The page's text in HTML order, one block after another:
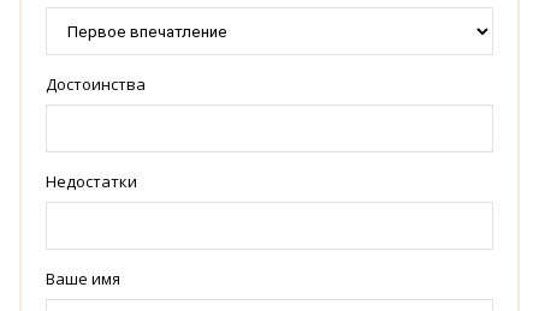
Достоинства
Недостатки
Ваше имя